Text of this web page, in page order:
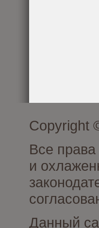
Copyright
Все
и
Данный